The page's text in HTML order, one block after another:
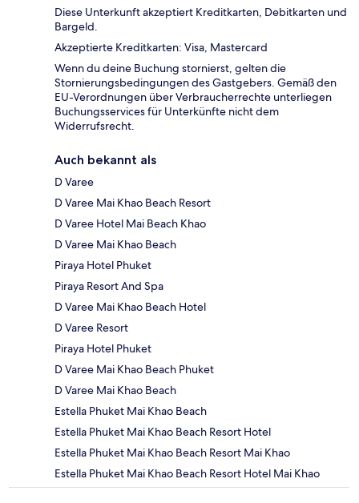
Diese Unterkunft akzeptiert Kreditkarten, Debitkarten und
Bargeld.
Akzeptierte Kreditkarten: Visa, Mastercard
Wenn du deine Buchung stornierst, gelten die
Stornierungsbedingungen des Gastgebers. Gemäß den
EU-Verordnungen über Verbraucherrechte unterliegen
Buchungsservices für Unterkünfte nicht dem
Widerrufsrecht.
Auch bekannt als
D Varee
D Varee Mai Khao Beach Resort
D Varee Hotel Mai Beach Khao
D Varee Mai Khao Beach
Piraya Hotel Phuket
Piraya Resort And Spa
D Varee Mai Khao Beach Hotel
D Varee Resort
Piraya Hotel Phuket
D Varee Mai Khao Beach Phuket
D Varee Mai Khao Beach
Estella Phuket Mai Khao Beach
Estella Phuket Mai Khao Beach Resort Hotel
Estella Phuket Mai Khao Beach Resort Mai Khao
Estella Phuket Mai Khao Beach Resort Hotel Mai Khao